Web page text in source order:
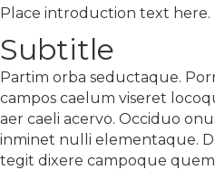
Place introduction text here.
Subtitle
Partim orba seductaque.
campos caelum viseret
aer caeli acervo. Occiduo
inminet nulli elementaque.
tegit dixere campoque